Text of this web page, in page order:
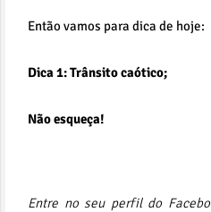
Então vamos para dica de hoje:
Dica 1: Trânsito caótico;
Não esqueça!
Entre no seu perfil do